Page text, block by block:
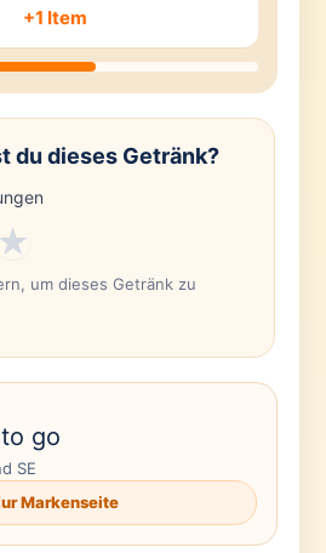
+1 Item
du dieses Getränk?
★
um dieses Getränk zu
go
SE
Markenseite